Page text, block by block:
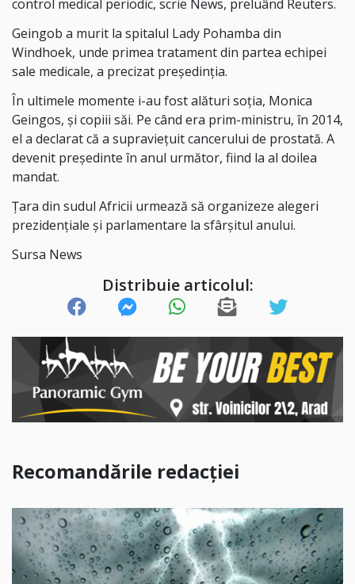
control medical periodic, scrie News, preluând Reuters.
Geingob a murit la spitalul Lady Pohamba din
Windhoek, unde primea tratament din partea echipei
sale medicale, a precizat preşedinţia.
În ultimele momente i-au fost alături soţia, Monica
Geingos, şi copiii săi. Pe când era prim-ministru, în 2014,
el a declarat că a supravieţuit cancerului de prostată. A
devenit preşedinte în anul următor, fiind la al doilea
mandat.
Ţara din sudul Africii urmează să organizeze alegeri
prezidenţiale şi parlamentare la sfârşitul anului.
Sursa News
Distribuie articolul:
Recomandările redacției